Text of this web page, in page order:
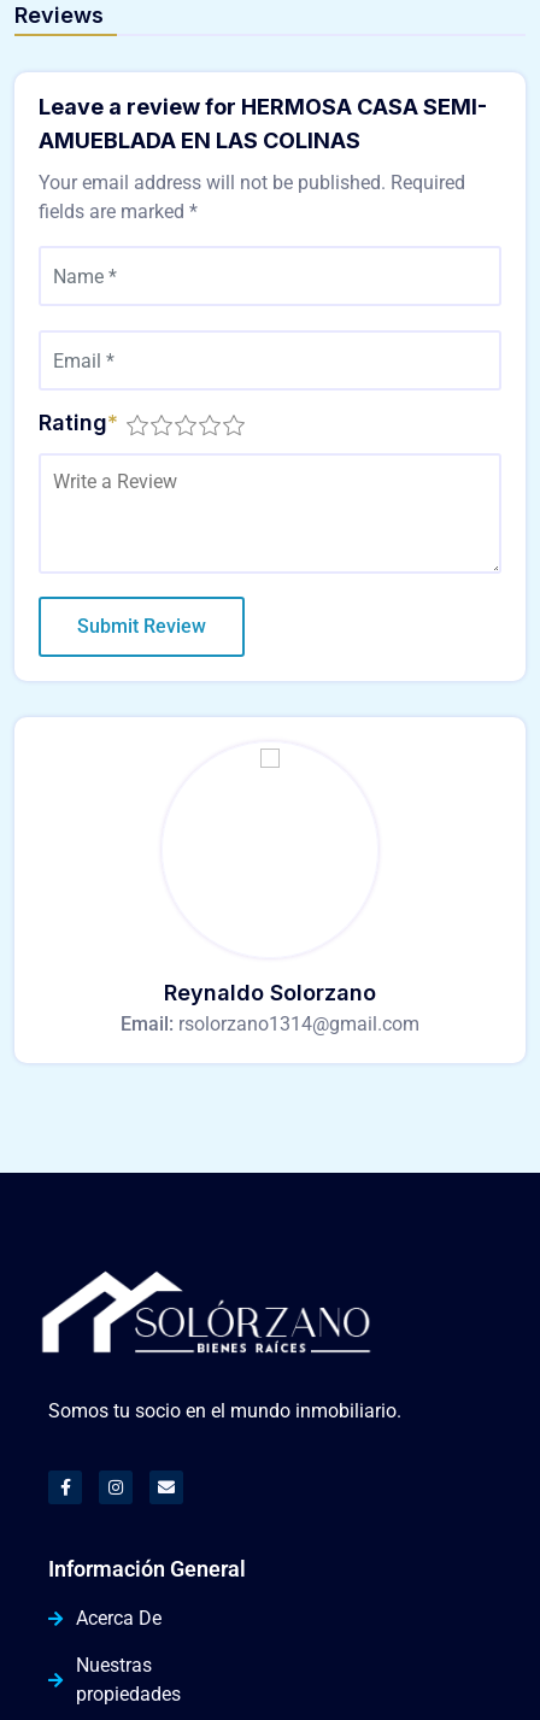
Reviews
Leave a review for HERMOSA CASA SEMI-
AMUEBLADA EN LAS COLINAS
Your email address will not be published. Required
fields are marked *
Rating*
Reynaldo Solorzano
Email: rsolorzano1314@gmail.com
Somos tu socio en el mundo inmobiliario.
Información General
Acerca De
Nuestras
propiedades